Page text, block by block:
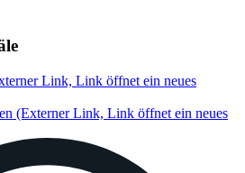
Link, Link öffnet ein neues
(Externer Link, Link öffnet ein neues